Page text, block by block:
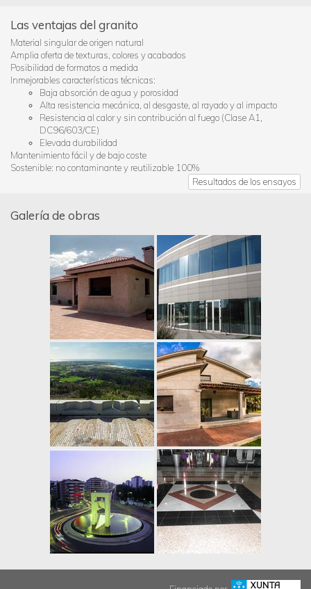
Las ventajas del granito
Material singular de origen natural
Amplia oferta de texturas, colores y acabados
Posibilidad de formatos a medida
Inmejorables características técnicas:
Baja absorción de agua y porosidad
Alta resistencia mecánica, al desgaste, al rayado y al impacto
Resistencia al calor y sin contribución al fuego (Clase A1,
DC96/603/CE)
Elevada durabilidad
Mantenimiento fácil y de bajo coste
Sostenible: no contaminante y reutilizable 100%
Resultados de los ensayos
Galería de obras